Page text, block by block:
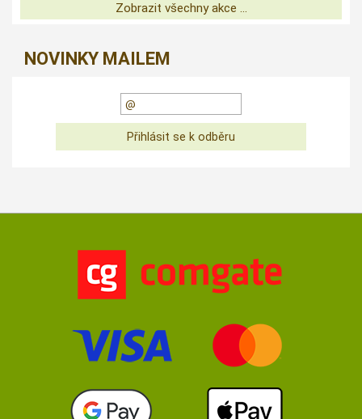
Zobrazit všechny akce ...
NOVINKY MAILEM